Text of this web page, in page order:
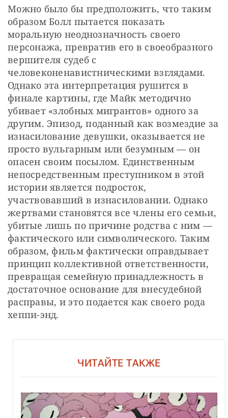
Можно было бы предположить, что таким
образом Болл пытается показать
моральную неоднозначность своего
персонажа, превратив его в своеобразного
вершителя судеб с
человеконенавистническими взглядами.
Однако эта интерпретация рушится в
финале картины, где Майк методично
убивает «злобных мигрантов» одного за
другим. Эпизод, поданный как возмездие за
изнасилование девушки, оказывается не
просто вульгарным или безумным — он
опасен своим посылом. Единственным
непосредственным преступником в этой
истории является подросток,
участвовавший в изнасиловании. Однако
жертвами становятся все члены его семьи,
убитые лишь по причине родства с ним —
фактического или символического. Таким
образом, фильм фактически оправдывает
принцип коллективной ответственности,
превращая семейную принадлежность в
достаточное основание для внесудебной
расправы, и это подается как своего рода
хеппи-энд.
ЧИТАЙТЕ ТАКЖЕ